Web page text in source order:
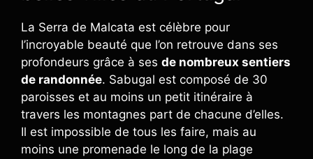
La Serra de Malcata est célèbre pour
l’incroyable beauté que l’on retrouve dans ses
profondeurs grâce à ses de nombreux sentiers
de randonnée. Sabugal est composé de 30
paroisses et au moins un petit itinéraire à
travers les montagnes part de chacune d’elles.
Il est impossible de tous les faire, mais au
moins une promenade le long de la plage